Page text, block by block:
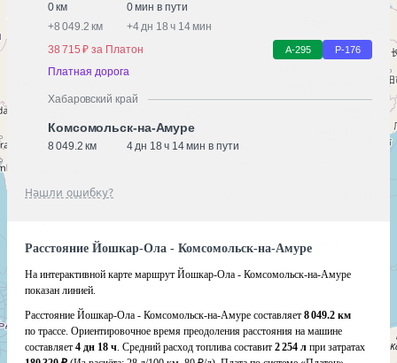
0 км
0 мин в пути
+8 049.2 км +4 дн 18 ч 14 мин
38 715 ₽ за Платон
А-295 Р-176
Платная дорога
Хабаровский край
Комсомольск-на-Амуре
8 049.2 км 4 дн 18 ч 14 мин в пути
Нашли ошибку?
Расстояние Йошкар-Ола - Комсомольск-на-Амуре
На интерактивной карте маршрут Йошкар-Ола - Комсомольск-на-Амуре
показан линией.
Расстояние Йошкар-Ола - Комсомольск-на-Амуре составляет 8 049.2 км
по трассе. Ориентировочное время преодоления расстояния на машине
составляет 4 дн 18 ч. Средний расход топлива составит 2 254 л при затратах